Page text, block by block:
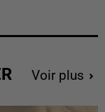
Voir plus